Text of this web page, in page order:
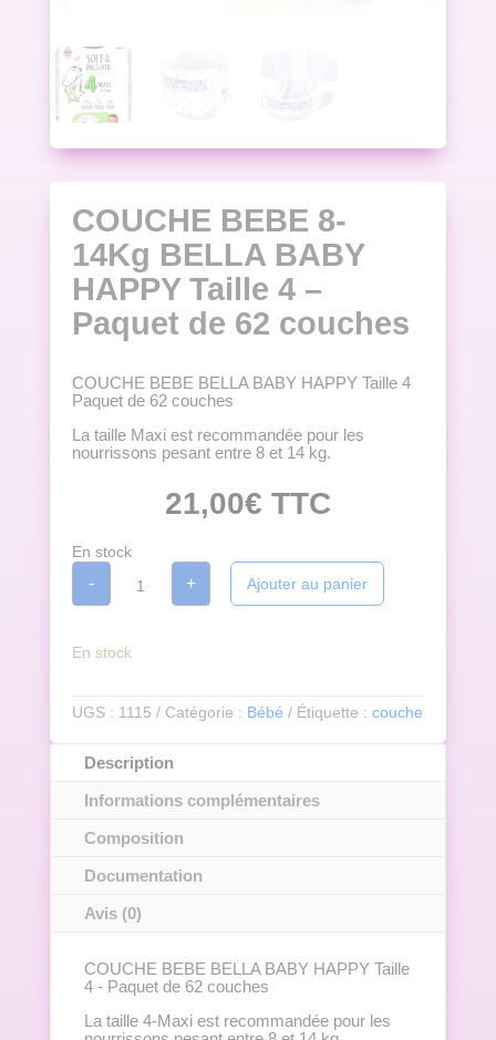
COUCHE BEBE 8-
14Kg BELLA BABY
HAPPY Taille 4 –
Paquet de 62 couches
COUCHE BEBE BELLA BABY HAPPY Taille 4
Paquet de 62 couches
La taille Maxi est recommandée pour les
nourrissons pesant entre 8 et 14 kg.
21,00€ TTC
En stock
-
COUCHE
14Kg
HAPPY
Taille
Paquet
62
+ Ajouter au panier
En stock
UGS : 1115 Catégorie : Bébé Étiquette : couche
Description
Informations complémentaires
Composition
Documentation
Avis (0)
COUCHE BEBE BELLA BABY HAPPY Taille
4 - Paquet de 62 couches
La taille 4-Maxi est recommandée pour les